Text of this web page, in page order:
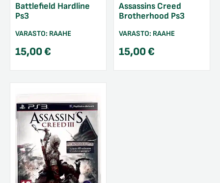
Battlefield Hardline
Ps3
VARASTO: RAAHE
15,00€
Assassins Creed
Brotherhood Ps3
VARASTO: RAAHE
15,00€